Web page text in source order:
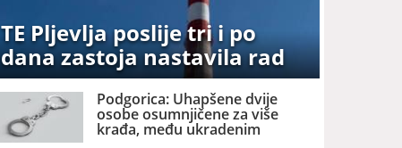
TE Pljevlja poslije tri i po
dana zastoja nastavila rad
Podgorica: Uhapšene dvije
osobe osumnjičene za više
krađa, među ukradenim